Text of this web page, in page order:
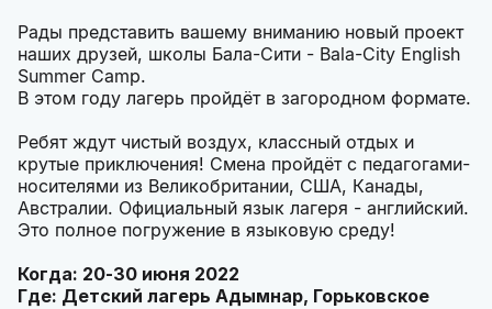
Рады представить вашему вниманию новый проект
наших друзей, школы Бала-Сити - Bala-City English
Summer Camp.
В этом году лагерь пройдёт в загородном формате.
Ребят ждут чистый воздух, классный отдых и
крутые приключения! Смена пройдёт с педагогами-
носителями из Великобритании, США, Канады,
Австралии. Официальный язык лагеря - английский.
Это полное погружение в языковую среду!
Когда: 20-30 июня 2022
Где: Детский лагерь Адымнар, Горьковское